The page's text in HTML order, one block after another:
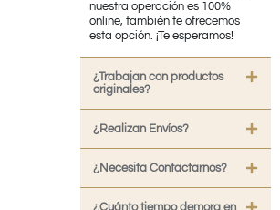
nuestra operación es 100%
online, también te ofrecemos
esta opción. ¡Te esperamos!
¿Trabajan con productos
originales?
¿Realizan Envíos?
¿Necesita Contactarnos?
¿Cuánto tiempo demora en